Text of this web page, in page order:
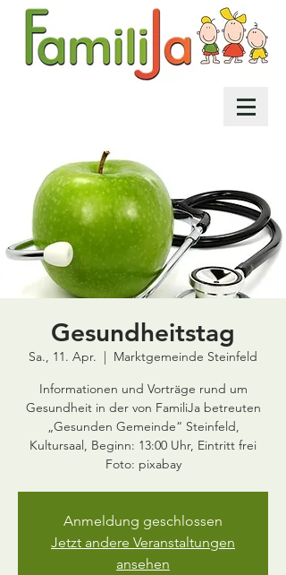
Gesundheitstag
Sa., 11. Apr.
  |
Marktgemeinde Steinfeld
Informationen und Vorträge rund um
Gesundheit in der von FamiliJa betreuten
„Gesunden Gemeinde“ Steinfeld,
Kultursaal, Beginn: 13:00 Uhr, Eintritt frei
Foto: pixabay
Anmeldung geschlossen
Jetzt andere Veranstaltungen
ansehen